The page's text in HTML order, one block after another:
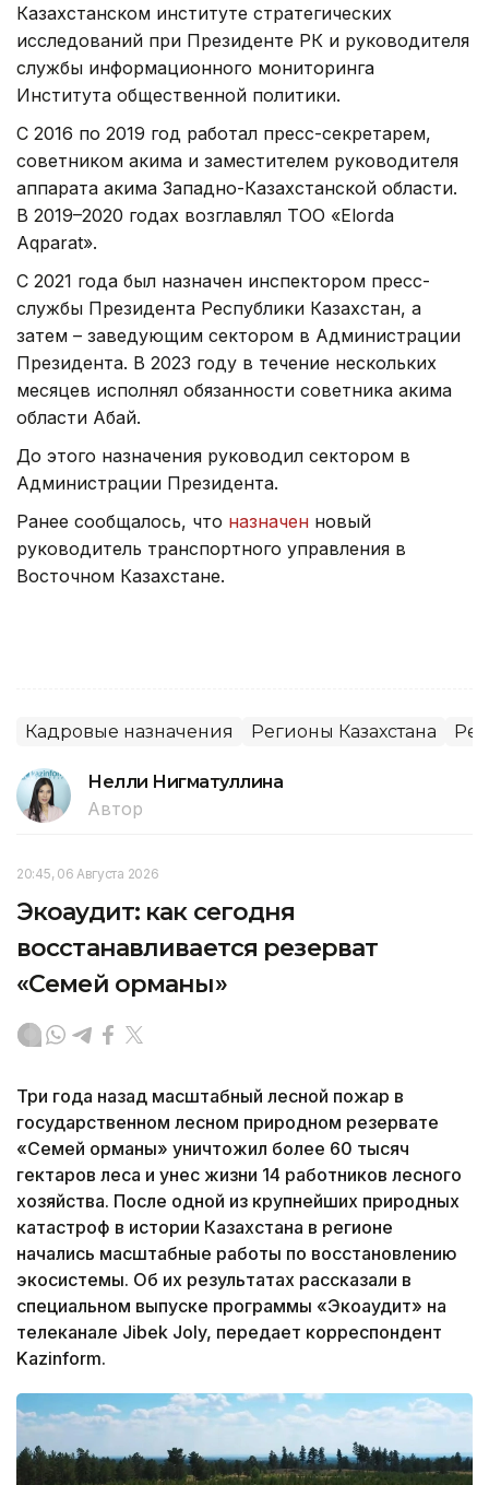
Казахстанском институте стратегических
исследований при Президенте РК и руководителя
службы информационного мониторинга
Института общественной политики.
С 2016 по 2019 год работал пресс-секретарем,
советником акима и заместителем руководителя
аппарата акима Западно-Казахстанской области.
В 2019–2020 годах возглавлял ТОО «Elorda
Aqparat».
С 2021 года был назначен инспектором пресс-
службы Президента Республики Казахстан, а
затем – заведующим сектором в Администрации
Президента. В 2023 году в течение нескольких
месяцев исполнял обязанности советника акима
области Абай.
До этого назначения руководил сектором в
Администрации Президента.
Ранее сообщалось, что назначен новый
руководитель транспортного управления в
Восточном Казахстане.
Кадровые назначения Регионы Казахстана
Нелли Нигматуллина
Автор
20:45, 06 Августа 2026
Экоаудит: как сегодня
восстанавливается резерват
«Семей орманы»
Три года назад масштабный лесной пожар в
государственном лесном природном резервате
«Семей орманы» уничтожил более 60 тысяч
гектаров леса и унес жизни 14 работников лесного
хозяйства. После одной из крупнейших природных
катастроф в истории Казахстана в регионе
начались масштабные работы по восстановлению
экосистемы. Об их результатах рассказали в
специальном выпуске программы «Экоаудит» на
телеканале Jibek Joly, передает корреспондент
Kazinform.